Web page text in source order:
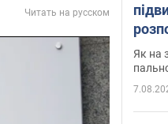
Читать на русском
Як на